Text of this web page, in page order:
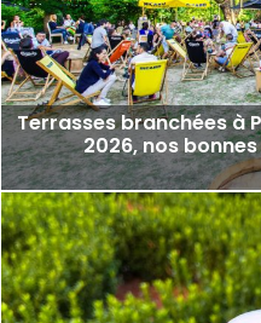
Terrasses branchées à
2026, nos